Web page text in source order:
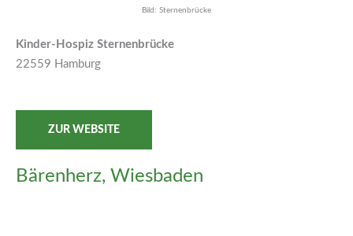
Bild: Sternenbrücke
Kinder-Hospiz Sternenbrücke
22559 Hamburg
ZUR WEBSITE
Bärenherz, Wiesbaden